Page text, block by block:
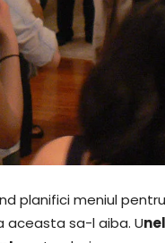
planifici meniul
aceasta sa-l aiba. U